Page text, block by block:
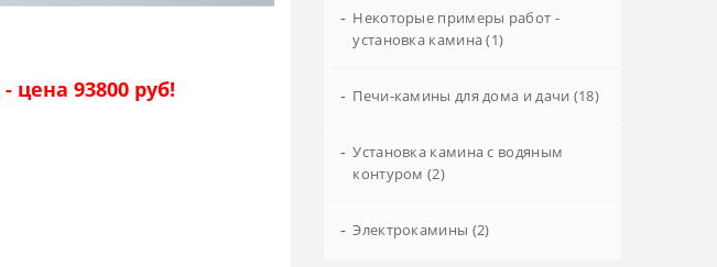
- цена 93800 руб!
- Некоторые примеры работ -
установка камина (1)
- Печи-камины для дома и дачи (18)
- Установка камина с водяным
контуром (2)
- Электрокамины (2)